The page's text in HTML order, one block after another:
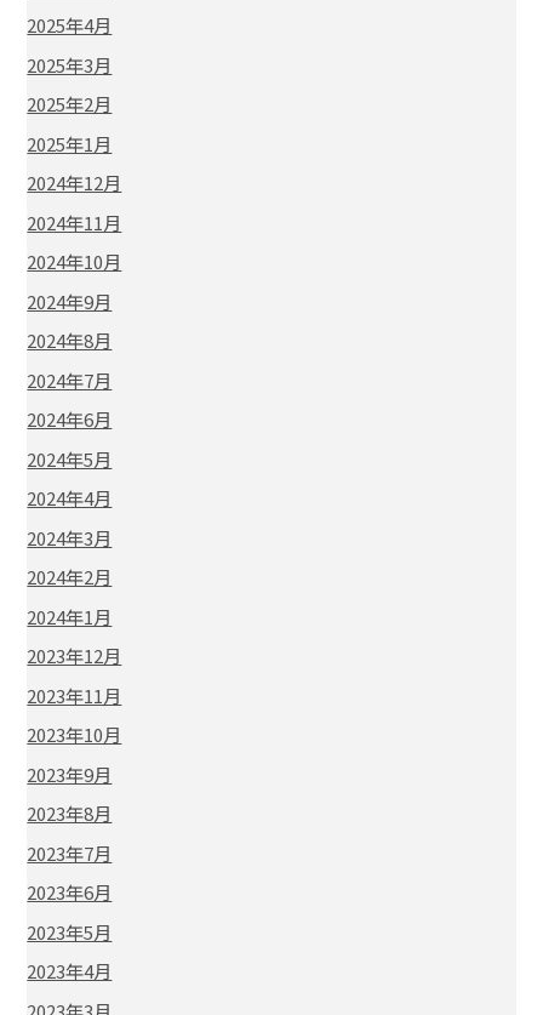
2025年4月
2025年3月
2025年2月
2025年1月
2024年12月
2024年11月
2024年10月
2024年9月
2024年8月
2024年7月
2024年6月
2024年5月
2024年4月
2024年3月
2024年2月
2024年1月
2023年12月
2023年11月
2023年10月
2023年9月
2023年8月
2023年7月
2023年6月
2023年5月
2023年4月